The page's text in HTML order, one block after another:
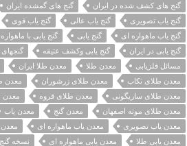
گنج های کشف شده در ایران
گنج های گمشده ایران
گنج یاب تصویری
گنج یاب عالی گنج یاب قوی
گنج یاب ماهواره ای
گنج یابی گنج یابی با ماهواره
گنج یابی در ایران
گنج یابی وکشف عتیقه گنجهای
مسائل فلزیابی
معدن طلا معدن طلا ایران
معدن طلای تکاب
معدن طلای زرشوران
معدن
معدن طلای ساریگونی
معدن طلای قروه
معدن
معدن طلای موته اصفهان
معدن گنج معدن ياب
معدن یاب تصویری
معدن یاب ماهواره ای معدن
معدن یابی طلا
معدن یابی ماهواره ای نسخه گنج